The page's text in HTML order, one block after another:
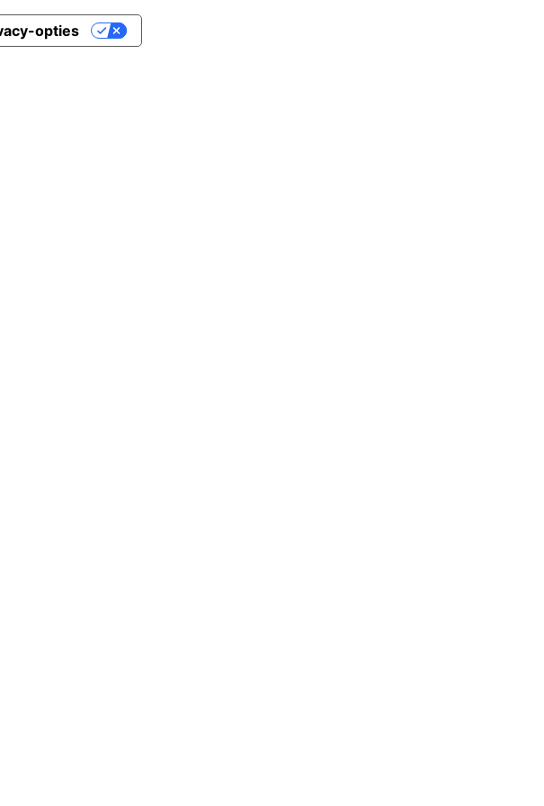
opties